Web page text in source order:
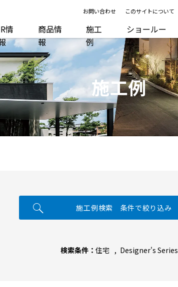
お問い合わせ このサイトについて
情
商品情
報
施工
例
ショールー
ム
施工例
施工例検索 条件で絞り込み
検索条件： 住宅 Designer's Series